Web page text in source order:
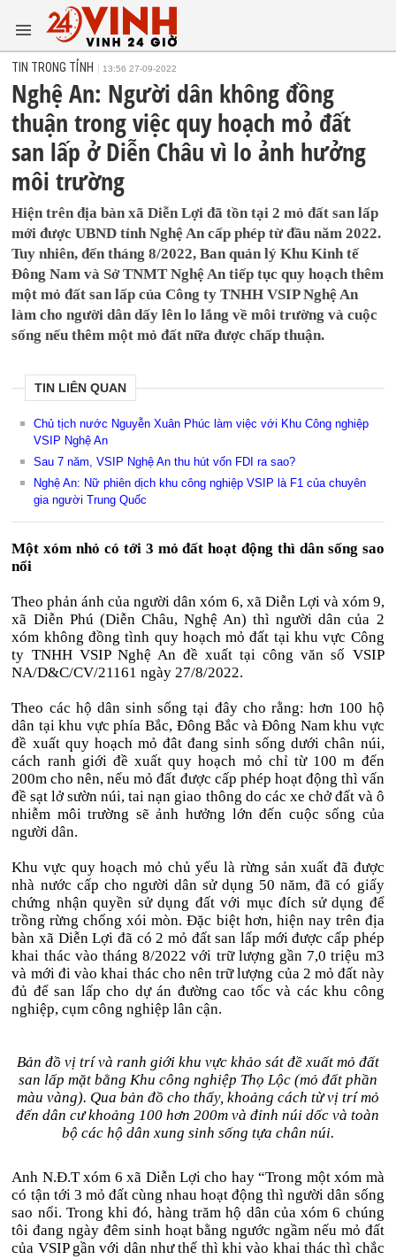
TIN TRONG TỈNH 13:56 27-09-2022
Nghệ An: Người dân không đồng
thuận trong việc quy hoạch mỏ đất
san lấp ở Diễn Châu vì lo ảnh hưởng
môi trường
Hiện trên địa bàn xã Diễn Lợi đã tồn tại 2 mỏ đất san lấp
mới được UBND tỉnh Nghệ An cấp phép từ đầu năm 2022.
Tuy nhiên, đến tháng 8/2022, Ban quản lý Khu Kinh tế
Đông Nam và Sở TNMT Nghệ An tiếp tục quy hoạch thêm
một mỏ đất san lấp của Công ty TNHH VSIP Nghệ An
làm cho người dân dấy lên lo lắng về môi trường và cuộc
sống nếu thêm một mỏ đất nữa được chấp thuận.
TIN LIÊN QUAN
Chủ tịch nước Nguyễn Xuân Phúc làm việc với Khu Công nghiệp
VSIP Nghệ An
Sau 7 năm, VSIP Nghệ An thu hút vốn FDI ra sao?
Nghệ An: Nữ phiên dịch khu công nghiệp VSIP là F1 của chuyên
gia người Trung Quốc
Một xóm nhỏ có tới 3 mỏ đất hoạt động thì dân sống sao
nổi
Theo phản ánh của người dân xóm 6, xã Diễn Lợi và xóm 9,
xã Diễn Phú (Diễn Châu, Nghệ An) thì người dân của 2
xóm không đồng tình quy hoạch mỏ đất tại khu vực Công
ty TNHH VSIP Nghệ An đề xuất tại công văn số VSIP
NA/D&C/CV/21161 ngày 27/8/2022.
Theo các hộ dân sinh sống tại đây cho rằng: hơn 100 hộ
dân tại khu vực phía Bắc, Đông Bắc và Đông Nam khu vực
đề xuất quy hoạch mỏ đât đang sinh sống dưới chân núi,
cách ranh giới đề xuất quy hoạch mỏ chỉ từ 100 m đến
200m cho nên, nếu mỏ đất được cấp phép hoạt động thì vấn
đề sạt lở sườn núi, tai nạn giao thông do các xe chở đất và ô
nhiễm môi trường sẽ ảnh hưởng lớn đến cuộc sống của
người dân.
Khu vực quy hoạch mỏ chủ yếu là rừng sản xuất đã được
nhà nước cấp cho người dân sử dụng 50 năm, đã có giấy
chứng nhận quyền sử dụng đất với mục đích sử dụng để
trồng rừng chống xói mòn. Đặc biệt hơn, hiện nay trên địa
bàn xã Diễn Lợi đã có 2 mỏ đất san lấp mới được cấp phép
khai thác vào tháng 8/2022 với trữ lượng gần 7,0 triệu m3
và mới đi vào khai thác cho nên trữ lượng của 2 mỏ đất này
đủ để san lấp cho dự án đường cao tốc và các khu công
nghiệp, cụm công nghiệp lân cận.
Bản đồ vị trí và ranh giới khu vực khảo sát đề xuất mỏ đất
san lấp mặt bằng Khu công nghiệp Thọ Lộc (mỏ đất phần
màu vàng). Qua bản đồ cho thấy, khoảng cách từ vị trí mỏ
đến dân cư khoảng 100 hơn 200m và đỉnh núi dốc và toàn
bộ các hộ dân xung sinh sống tựa chân núi.
Anh N.Đ.T xóm 6 xã Diễn Lợi cho hay “Trong một xóm mà
có tận tới 3 mỏ đất cùng nhau hoạt động thì người dân sống
sao nổi. Trong khi đó, hàng trăm hộ dân của xóm 6 chúng
tôi đang ngày đêm sinh hoạt bằng ngước ngầm nếu mỏ đất
của VSIP gần với dân như thế thì khi vào khai thác thì chắc